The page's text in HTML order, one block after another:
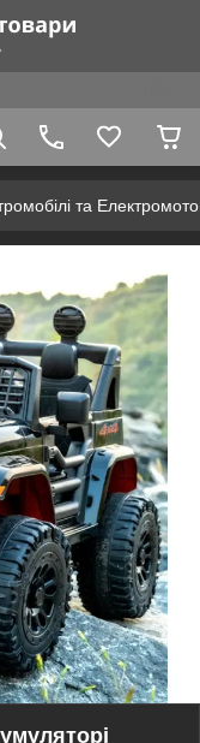
та